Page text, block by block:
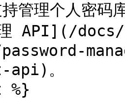
管理个人密码
理 API](/
api)。
%}